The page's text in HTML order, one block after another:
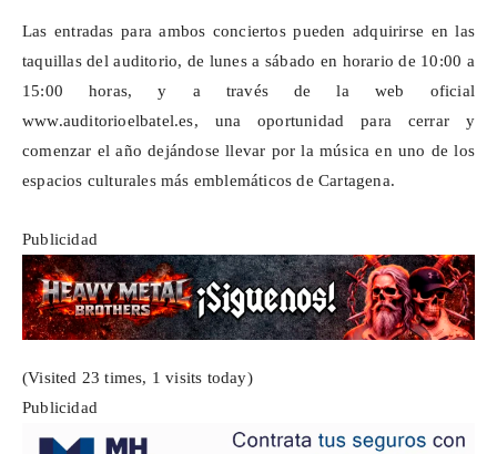
Las entradas para ambos conciertos pueden adquirirse en las
taquillas del auditorio, de lunes a sábado en horario de 10:00 a
15:00 horas, y a través de la web oficial
www.auditorioelbatel.es, una oportunidad para cerrar y
comenzar el año dejándose llevar por la música en uno de los
espacios culturales más emblemáticos de Cartagena.
Publicidad
(Visited 23 times, 1 visits today)
Publicidad